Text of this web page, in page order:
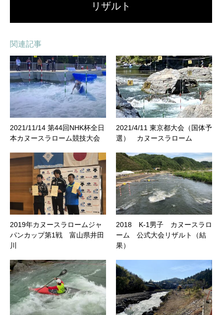
リザルト
関連記事
2021/11/14 第44回NHK杯全日
本カヌースラローム競技大会
2021/4/11 東京都大会（国体予
選） カヌースラローム
2019年カヌースラロームジャ
パンカップ第1戦 富山県井田
川
2018 K-1男子 カヌースラロ
ーム 公式大会リザルト（結
果）